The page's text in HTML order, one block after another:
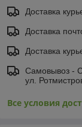
Доставка
Доставка
Доставка
Самовывоз -
ул.
Все условия